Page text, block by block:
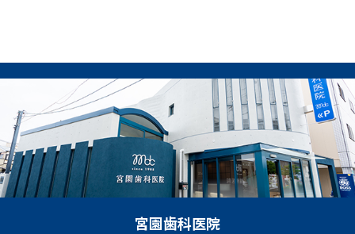
宮園歯科医院